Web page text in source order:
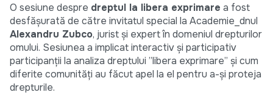
O sesiune despre dreptul la libera exprimare a fost
desfășurată de către invitatul special la Academie_dnul
Alexandru Zubco, jurist și expert în domeniul drepturilor
omului. Sesiunea a implicat interactiv și participativ
participanții la analiza dreptului ”libera exprimare” și cum
diferite comunități au făcut apel la el pentru a-și proteja
drepturile.